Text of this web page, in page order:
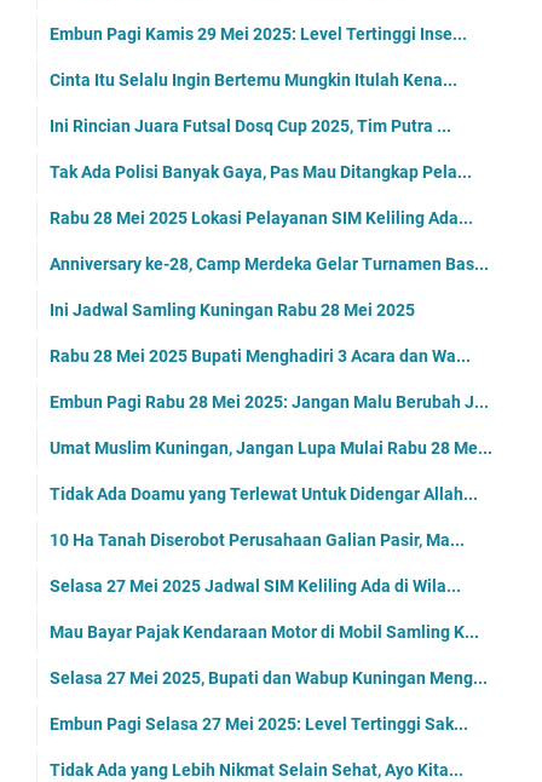
Embun Pagi Kamis 29 Mei 2025: Level Tertinggi Inse...
Cinta Itu Selalu Ingin Bertemu Mungkin Itulah Kena...
Ini Rincian Juara Futsal Dosq Cup 2025, Tim Putra ...
Tak Ada Polisi Banyak Gaya, Pas Mau Ditangkap Pela...
Rabu 28 Mei 2025 Lokasi Pelayanan SIM Keliling Ada...
Anniversary ke-28, Camp Merdeka Gelar Turnamen Bas...
Ini Jadwal Samling Kuningan Rabu 28 Mei 2025
Rabu 28 Mei 2025 Bupati Menghadiri 3 Acara dan Wa...
Embun Pagi Rabu 28 Mei 2025: Jangan Malu Berubah J...
Umat Muslim Kuningan, Jangan Lupa Mulai Rabu 28 Me...
Tidak Ada Doamu yang Terlewat Untuk Didengar Allah...
10 Ha Tanah Diserobot Perusahaan Galian Pasir, Ma...
Selasa 27 Mei 2025 Jadwal SIM Keliling Ada di Wila...
Mau Bayar Pajak Kendaraan Motor di Mobil Samling K...
Selasa 27 Mei 2025, Bupati dan Wabup Kuningan Meng...
Embun Pagi Selasa 27 Mei 2025: Level Tertinggi Sak...
Tidak Ada yang Lebih Nikmat Selain Sehat, Ayo Kita...